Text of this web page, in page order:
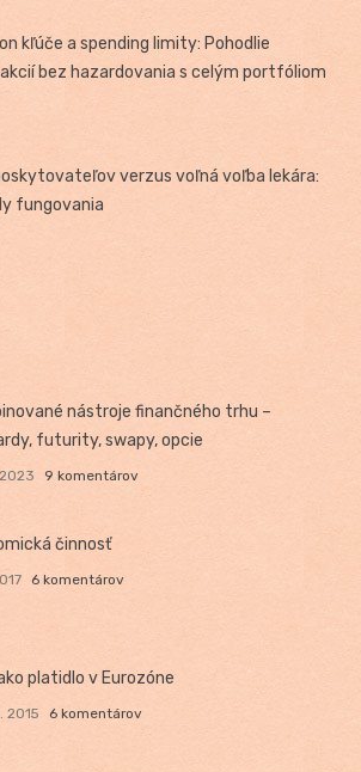
kľúče a spending limity: Pohodlie
bez hazardovania s celým portfóliom
verzus voľná voľba lekára:
fungovania
nástroje finančného trhu –
futurity, swapy, opcie
9 komentárov
činnosť
6 komentárov
platidlo v Eurozóne
2015 6 komentárov